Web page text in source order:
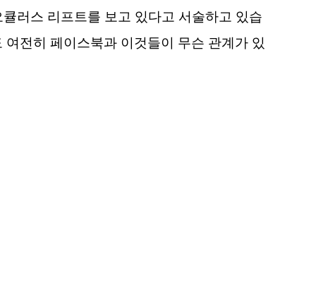
스 리프트를 보고 있다고 서술하고 있습
전히 페이스북과 이것들이 무슨 관계가 있